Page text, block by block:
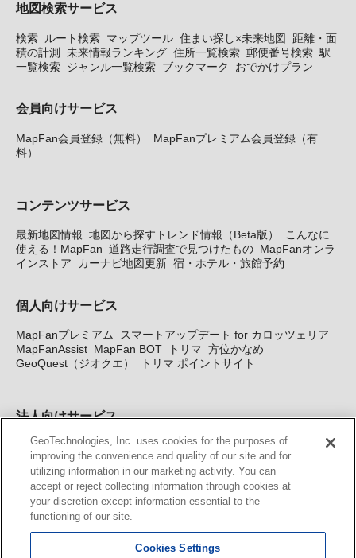
地図検索サービス
検索 ルート検索 マップツール 住まい探し×未来地図
距離・面
積の計測
未来情報ランキング 住所一覧検索 郵便番号検索 駅
一覧検索 ジャンル一覧検索 ブックマーク おでかけプラン
会員向けサービス
MapFan会員登録（無料）
MapFanプレミアム会員登録（有
料）
コンテンツサービス
最新地図情報 地図から探すトレンド情報（Beta版）
こんなに
使える！MapFan 道路走行調査で見つけたもの MapFanオンラ
インストア
カーナビ地図更新 宿・ホテル・旅館予約
個人向けサービス
MapFanプレミアム
スマートアップデート for カロッツェリア
MapFanAssist MapFan BOT トリマ 方位かなめ
GeoQuest（ジオクエ）
トリマ ポイントサイト
法人向けサービス
法人向け地図・位置情報サービス WEBサイト・システム向け地
図API Windows PC向け地図開発キット MapFan DB 住所確認
サービス
MAP WORLD+ トリマ広告 Geo-Research
カーナビ地図更新サービス
GeoTechnologies, Inc. uses cookies for the purposes of
improving the convenience and quality of our site and for
utilizing information in our marketing activity. You can
accept or reject collecting information through cookies at
your discretion except information essential to the
functioning of our site.
Cookies Settings